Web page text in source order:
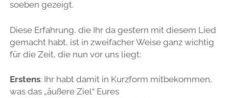
soeben gezeigt.
Diese Erfahrung, die Ihr da gestern mit diesem Lied
gemacht habt, ist in zweifacher Weise ganz wichtig
für die Zeit, die nun vor uns liegt:
Erstens: Ihr habt damit in Kurzform mitbekommen,
was das „äußere Ziel“ Eures